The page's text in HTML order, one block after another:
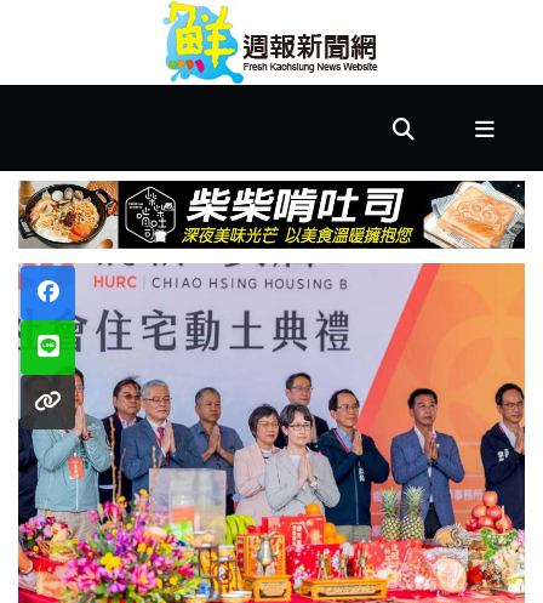
首
市
政
文
教
樂
活
居
家
生
活